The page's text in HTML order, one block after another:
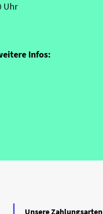
Uhr
Infos:
Unsere Zahlungsarten